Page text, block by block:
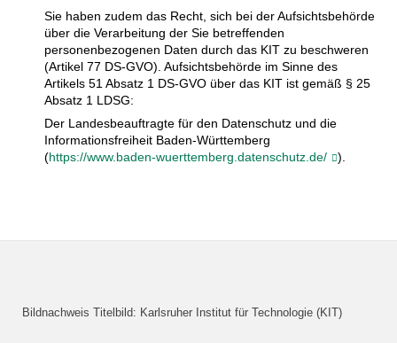
Sie haben zudem das Recht, sich bei der Aufsichtsbehörde
über die Verarbeitung der Sie betreffenden
personenbezogenen Daten durch das KIT zu beschweren
(Artikel 77 DS-GVO). Aufsichtsbehörde im Sinne des
Artikels 51 Absatz 1 DS-GVO über das KIT ist gemäß § 25
Absatz 1 LDSG:
Der Landesbeauftragte für den Datenschutz und die
Informationsfreiheit Baden-Württemberg
(https://www.baden-wuerttemberg.datenschutz.de/ ).
Bildnachweis Titelbild: Karlsruher Institut für Technologie (KIT)